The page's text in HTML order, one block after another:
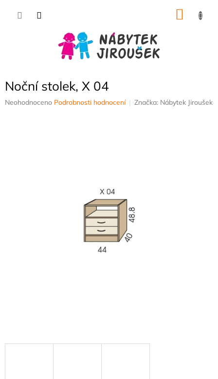
Noční stolek, X 04
Průměrné
Neohodnoceno Podrobnosti hodnocení Značka: Nábytek Jiroušek